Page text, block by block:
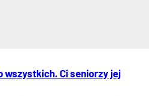
wszystkich. Ci seniorzy jej